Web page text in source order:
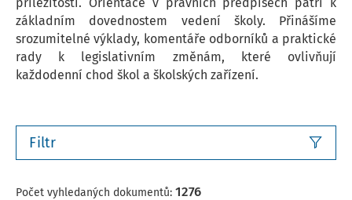
základním dovednostem vedení školy. Přinášíme
srozumitelné výklady, komentáře odborníků a praktické
rady k legislativním změnám, které ovlivňují
každodenní chod škol a školských zařízení.
Filtr
Počet vyhledaných dokumentů: 1276